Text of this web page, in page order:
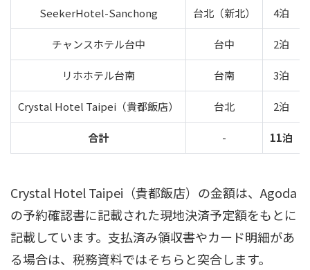
SeekerHotel-Sanchong 台北（新北） 4泊
チャンスホテル台中 台中 2泊
リホホテル台南 台南 3泊
Crystal Hotel Taipei（貴都飯店） 台北 2泊
合計 - 11泊
Crystal Hotel Taipei（貴都飯店）の金額は、Agoda
の予約確認書に記載された現地決済予定額をもとに
記載しています。支払済み領収書やカード明細があ
る場合は、税務資料ではそちらと突合します。